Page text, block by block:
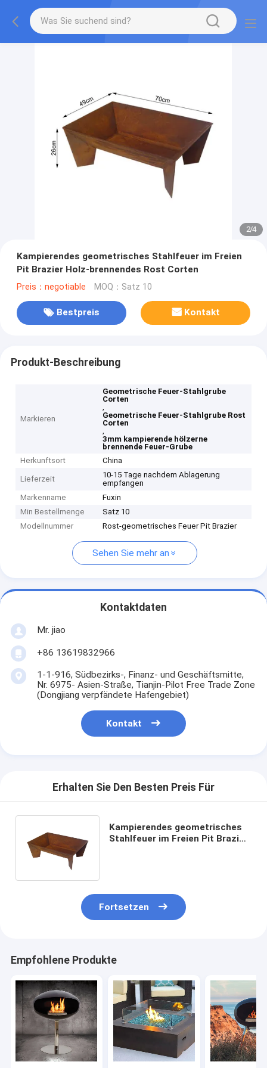
2/4
Kampierendes geometrisches Stahlfeuer im Freien
Pit Brazier Holz-brennendes Rost Corten
Preis：negotiable MOQ：Satz 10
Bestpreis Kontakt
Produkt-Beschreibung
Markieren
Geometrische Feuer-Stahlgrube
Corten
,
Geometrische Feuer-Stahlgrube Rost
Corten
,
3mm kampierende hölzerne
brennende Feuer-Grube
Herkunftsort
China
Lieferzeit
10-15 Tage nachdem Ablagerung
empfangen
Markenname
Fuxin
Min Bestellmenge
Satz 10
Modellnummer
Rost-geometrisches Feuer Pit Brazier
Sehen Sie mehr an
Kontaktdaten
Mr. jiao
+86 13619832966
1-1-916, Südbezirks-, Finanz- und Geschäftsmitte,
Nr. 6975- Asien-Straße, Tianjin-Pilot Free Trade Zone
(Dongjiang verpfändete Hafengebiet)
Kontakt
Erhalten Sie Den Besten Preis Für
Kampierendes geometrisches
Stahlfeuer im Freien Pit Brazier
Fortsetzen
Empfohlene Produkte